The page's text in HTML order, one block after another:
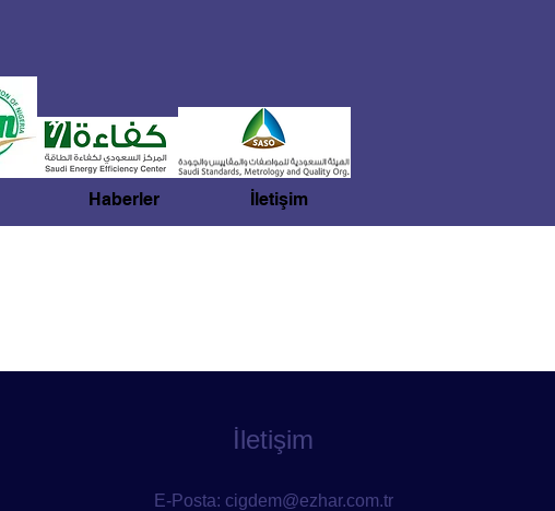
Haberler İletişim
İletişim
E-Posta: cigdem@ezhar.com.tr